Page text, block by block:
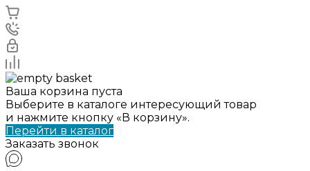
Ваша корзина пуста
Выберите в каталоге интересующий товар
и нажмите кнопку «В корзину».
Перейти в каталог
Заказать звонок